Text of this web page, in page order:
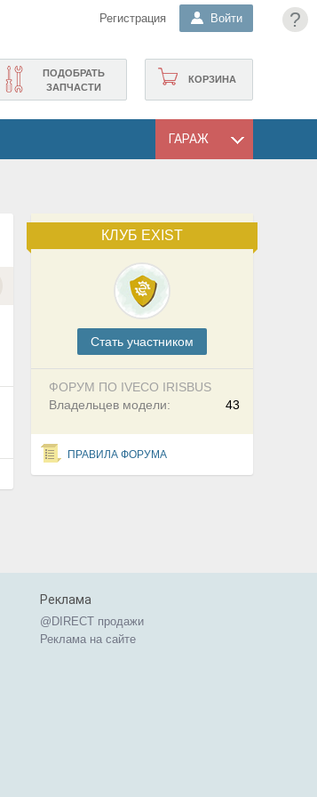
?
Регистрация Войти
КОРЗИНА
ПОДОБРАТЬ
ЗАПЧАСТИ
ГАРАЖ
КЛУБ EXIST
Cтать участником
ФОРУМ ПО IVECO IRISBUS
43
Владельцев модели:
ПРАВИЛА ФОРУМА
Реклама
@DIRECT продажи
Реклама на сайте